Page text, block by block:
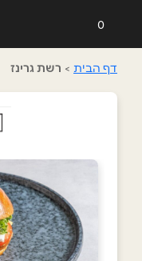
0
דף הבית > רשת גרינז